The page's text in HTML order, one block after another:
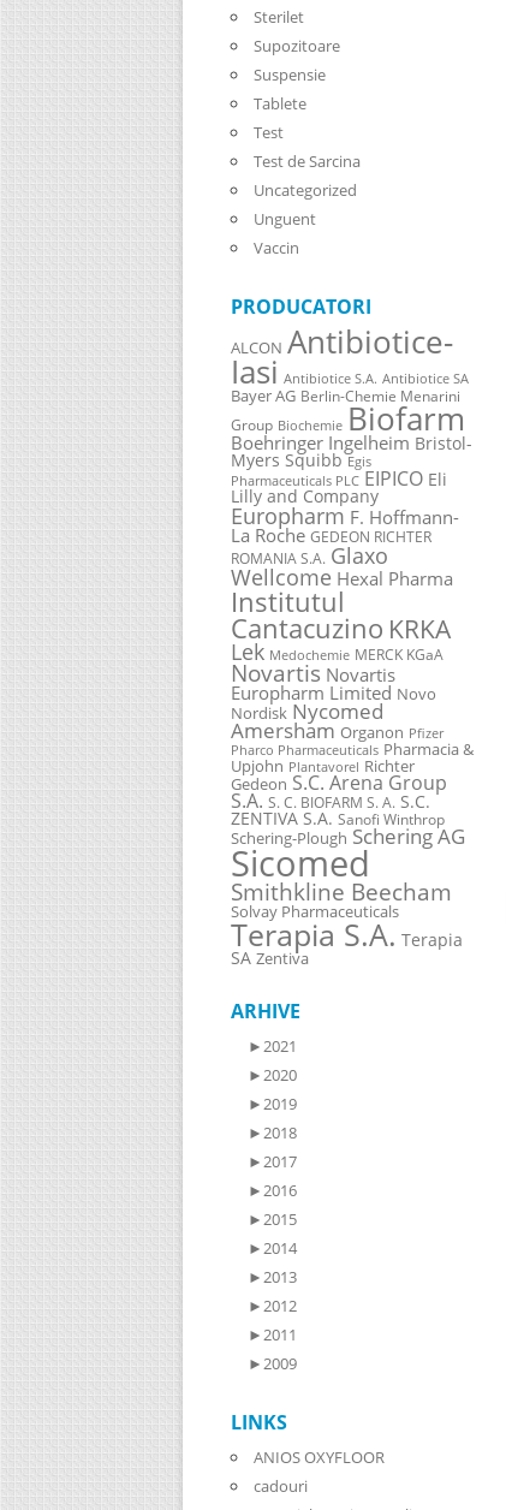
Sterilet
Supozitoare
Suspensie
Tablete
Test
Test de Sarcina
Uncategorized
Unguent
Vaccin
PRODUCATORI
ALCON Antibiotice-
Iasi Antibiotice S.A. Antibiotice SA
Bayer AG Berlin-Chemie Menarini
Group Biochemie Biofarm
Boehringer Ingelheim Bristol-
Myers Squibb Egis
Pharmaceuticals PLC EIPICO Eli
Lilly and Company
Europharm F. Hoffmann-
La Roche GEDEON RICHTER
ROMANIA S.A. Glaxo
Wellcome Hexal Pharma
Institutul
Cantacuzino KRKA
Lek Medochemie MERCK KGaA
Novartis Novartis
Europharm Limited Novo
Nordisk Nycomed
Amersham Organon Pfizer
Pharco Pharmaceuticals Pharmacia &
Upjohn Plantavorel Richter
Gedeon S.C. Arena Group
S.A. S. C. BIOFARM S. A. S.C.
ZENTIVA S.A. Sanofi Winthrop
Schering-Plough Schering AG
Sicomed
Smithkline Beecham
Solvay Pharmaceuticals
Terapia S.A. Terapia
SA Zentiva
ARHIVE
►2021
►2020
►2019
►2018
►2017
►2016
►2015
►2014
►2013
►2012
►2011
►2009
LINKS
ANIOS OXYFLOOR
cadouri